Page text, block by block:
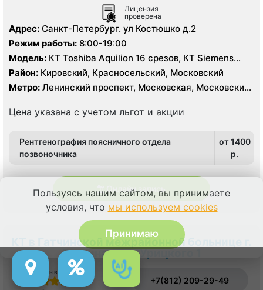
Лицензия
проверена
Адрес: Санкт-Петербург. ул Костюшко д.2
Режим работы: 8:00-19:00
Модель: КТ Toshiba Aquilion 16 срезов, КТ Siemens
Somatom Definition 64 срезов, УЗИ
Район: Кировский, Красносельский, Московский
Метро: Ленинский проспект, Московская, Московские
Цена указана с учетом льгот и акции
Рентгенография поясничного отдела
позвоночника
от 1400
p.
Онлайн запись
КТ в Гатчинской межрайонной больнице г.
Гатчина на ул Урицкого 1
Отзыв о сервисе
+7(812) 209-29-49
Пользуясь нашим сайтом, вы принимаете
условия, что мы используем cookies
Принимаю